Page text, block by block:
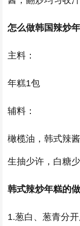
怎么做韩国辣炒
主料：
年糕1包
辅料：
橄榄油，韩式辣
生抽少许，白糖
韩式辣炒年糕的做
1.葱白、葱青分开